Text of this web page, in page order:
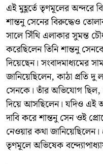
এই মুহূর্তে তৃণমূলের অন্দরে
শান্তনু সেনের বিরুদ্ধেও
সালে সিঁথি এলাকার সুমন্ত
করেছিলেন তিনি শান্তনু
দিয়েছেন। সংবাদমাধ্যমের
জানিয়েছিলেন, কাঠা প্রতি দু
সেনকে। তাঁর অভিযোগ ছিল,
দিয়ে আসছিলেন। যদিও এই
দাবি করে শান্তনু সেন ওই
নেওয়ার কথা
তৃণমূলে অভিষেক